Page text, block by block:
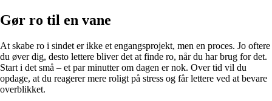
Gør ro til en vane
At skabe ro i sindet er ikke et engangsprojekt, men en proces. Jo oftere
du øver dig, desto lettere bliver det at finde ro, når du har brug for det.
Start i det små – et par minutter om dagen er nok. Over tid vil du
opdage, at du reagerer mere roligt på stress og får lettere ved at bevare
overblikket.